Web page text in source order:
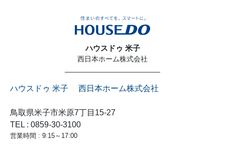
ハウスドゥ 米子
西日本ホーム株式会社
ハウスドゥ 米子 西日本ホーム株式会社
鳥取県米子市米原7丁目15-27
TEL : 0859-30-3100
営業時間 : 9:15～17:00